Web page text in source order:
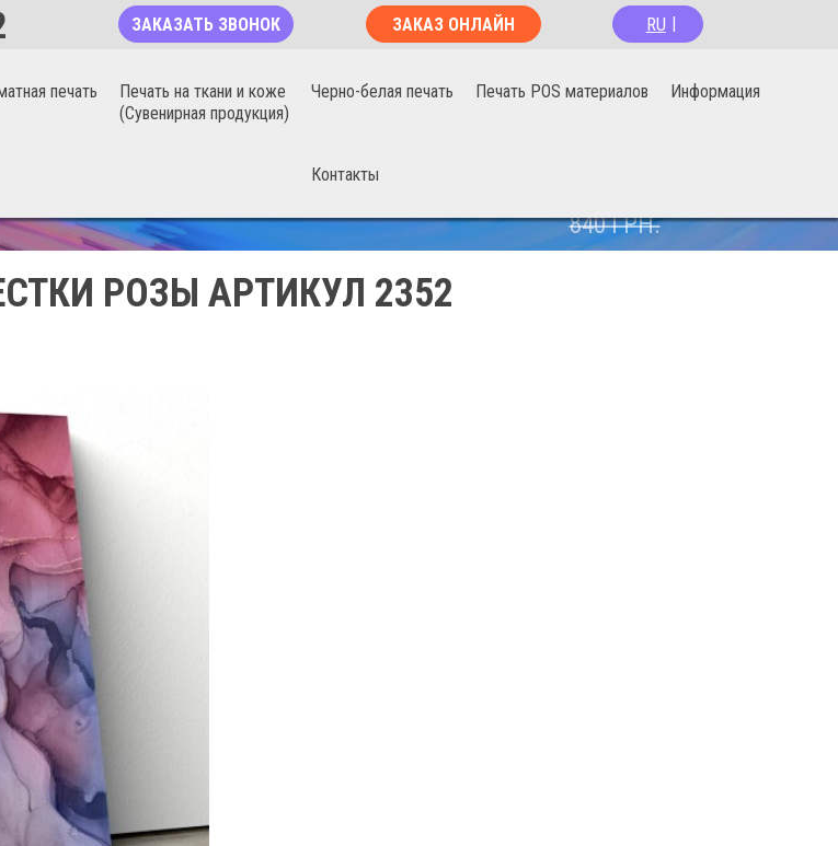
ЗАКАЗАТЬ ЗВОНОК ЗАКАЗ ОНЛАЙН RU
печать
Печать на ткани и коже
(Сувенирная продукция)
Черно-белая печать Печать POS материалов Информация
Контакты
840ГРН.
РОЗЫ АРТИКУЛ 2352